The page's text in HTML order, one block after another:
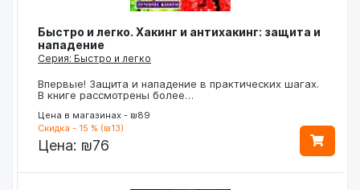
Быстро и легко. Хакинг и антихакинг: защита и
нападение
Серия: Быстро и легко
Впервые! Защита и нападение в практических шагах.
В книге рассмотрены более…
Цена в магазинах - ₪89
Скидка - 15 % (₪13)
Цена: ₪76